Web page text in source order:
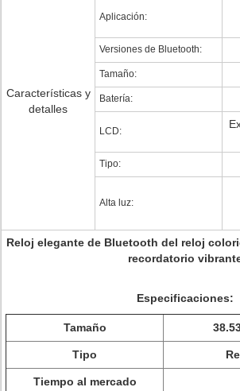
Características y
detalles
Aplicación:
Versiones de Bluetooth:
Tamaño:
Batería:
LCD:
Tipo:
Alta luz:
Reloj elegante de Bluetooth del reloj
recordatorio
Especificaciones:
Tamaño
Tipo
Tiempo al mercado